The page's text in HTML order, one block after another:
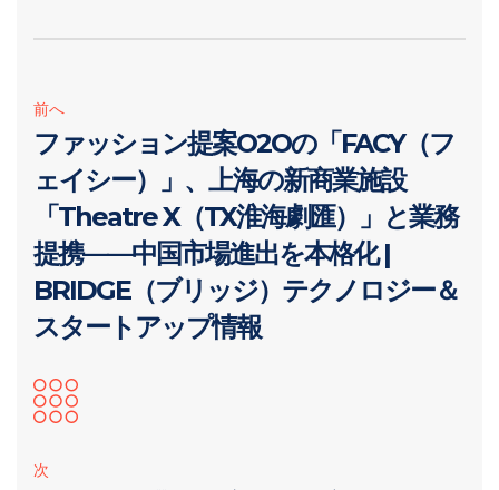
前へ
ファッション提案O2Oの「FACY（フ
ェイシー）」、上海の新商業施設
「Theatre X（TX淮海劇匯）」と業務
提携——中国市場進出を本格化 |
BRIDGE（ブリッジ）テクノロジー＆
スタートアップ情報
次